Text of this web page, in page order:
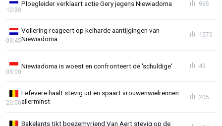
Ploegleider verklaart actie Gery jegens Niewiadoma
10:30
965
Vollering reageert op keiharde aantijgingen van
Niewiadoma
09:45
1570
Niewiadoma is woest en confronteert de 'schuldige'
09:00
49
Lefevere haalt stevig uit en spaart vrouwenwielrennen
allerminst
20:00
205
Bakelants tikt boezemvriend Van Aert stevig op de